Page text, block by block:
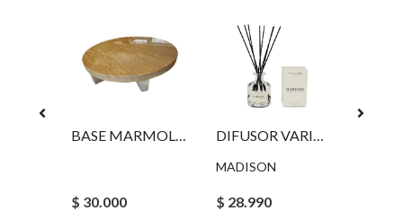
BASE MARMOL AUGUSTUS
$ 30.000
DIFUSOR VARITAS SAINT SANDAL TRANSPARENTE 250 ML MADISON
MADISON
$ 28.990